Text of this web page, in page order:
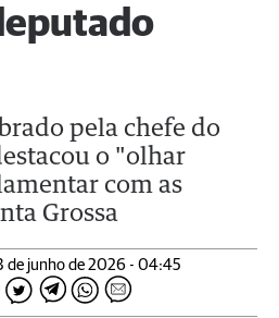
pela chefe do
o "olhar
com as
Grossa
de junho de 2026 - 04:45